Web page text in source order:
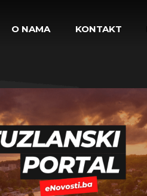
O NAMA KONTAKT